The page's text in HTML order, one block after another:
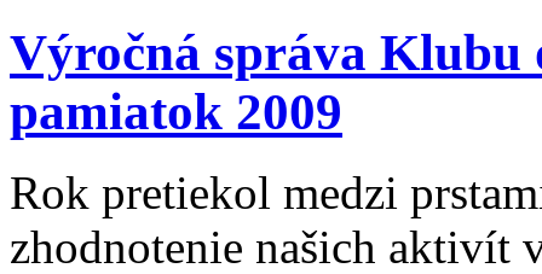
Výročná správa Klubu
pamiatok 2009
Rok pretiekol medzi
zhodnotenie našich